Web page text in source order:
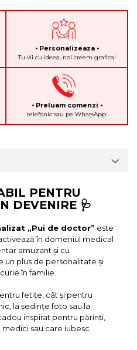
• Personalizeaza •
Tu vii cu ideea, noi creem grafica!
• Preluam comenzi •
telefonic sau pe WhatsApp.
PENTRU
DEVENIRE 🩺
„Pui de doctor” este
în domeniul medical
amuzant și cu
un plus de personalitate și
în familie.
fetițe, cât și pentru
la ședințe foto sau la
inspirat pentru părinți,
medici sau care iubesc